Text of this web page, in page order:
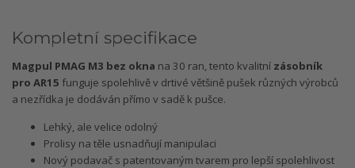
Kompletní specifikace
Magpul PMAG M3 bez okna na 30 ran, tento kvalitní zásobník
pro AR15 funguje spolehlivě v drtivé většině pušek různých výrobců
a nezřídka je dodáván přímo v sadě k pušce.
Lehký, ale velice odolný
Prolisy na těle usnadňují manipulaci
Nový podavač s patentovaným tvarem pro lepší spolehlivost